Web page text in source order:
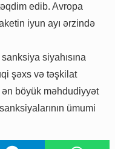
edib. Avropa
iyun ayı ərzində
siyahısına
şəxs və təşkilat
böyük məhdudiyyət
ümumi